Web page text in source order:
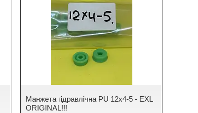
Манжета гідравлічна PU 12х4-5 - EXL
ORIGINAL!!!